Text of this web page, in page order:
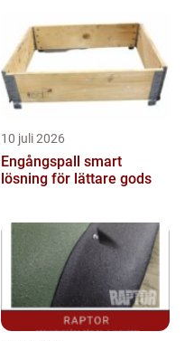
10 juli 2026
Engångspall smart
lösning för lättare gods